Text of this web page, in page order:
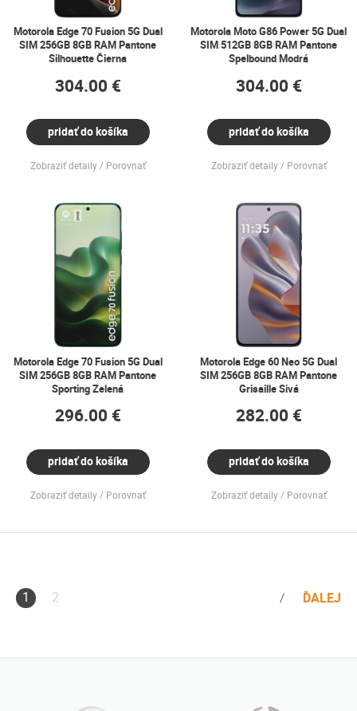
Motorola Edge 70 Fusion 5G Dual
SIM 256GB 8GB RAM Pantone
Silhouette Čierna
304.00 €
pridať do košíka
Zobraziť detaily Porovnať
Motorola Moto G86 Power 5G Dual
SIM 512GB 8GB RAM Pantone
Spelbound Modrá
304.00 €
pridať do košíka
Zobraziť detaily Porovnať
Motorola Edge 70 Fusion 5G Dual
SIM 256GB 8GB RAM Pantone
Sporting Zelená
296.00 €
pridať do košíka
Zobraziť detaily Porovnať
Motorola Edge 60 Neo 5G Dual
SIM 256GB 8GB RAM Pantone
Grisaille Sivá
282.00 €
pridať do košíka
Zobraziť detaily Porovnať
1 2 ĎALEJ